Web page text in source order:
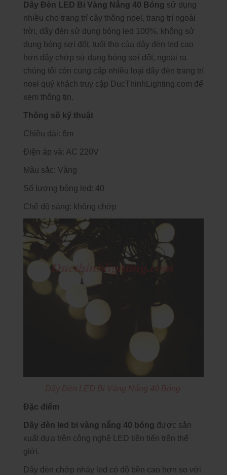
Dây Đèn LED Bi Vàng Nắng 40 Bóng sử dụng
nhiều cho trang trí cây thông noel, trang trí ngoài
trời, dây đèn sử dụng bóng led 100%, không sử
dụng bóng sợi đốt, tuổi thọ của dây đèn led cao
hơn dây chớp sử dụng bóng sợi đốt, ngoài ra
chúng tôi còn cung cấp nhiều loại dây đèn trang trí
noel quý khách truy cập DucThinhLighting.com để
xem thông tin.
Thông số kỹ thuật
Chiều dài: 6m
Điện áp và: AC 220V
Màu sắc: Vàng
Số lượng bóng led: 40
Chế độ sáng: không chớp
Dây Đèn LED Bi Vàng Nắng 40 Bóng
Đặc điểm
Dây đèn led bi vàng nắng 40 bóng được sản
xuất dựa trên công nghệ LED tiên tiến trên thế
giới.
Dây đèn chớp nháy led có độ bền cao hơn so với